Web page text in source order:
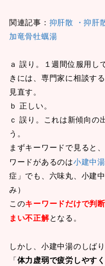
関連記事： 抑肝散 ・抑肝
加竜骨牡蠣湯
ａ 誤り。１週間位服用し
きには、専門家に相談す
見直す。
ｂ 正しい。
ｃ 誤り。これは新傾向の
う。
まずキーワードで見ると
ワードがあるのは小建中湯
症」でも、六味丸、小建
み）
このキーワードだけで判
まい不正解となる。
しかし、小建中湯のしば
「体力虚弱で疲労しやすく